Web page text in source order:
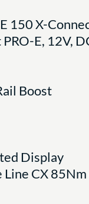
150 X-
E, 12V,
Boost
Display
CX